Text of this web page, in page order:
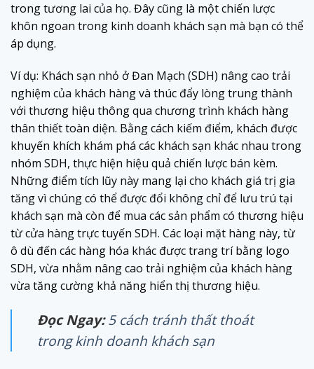
trong tương lai của họ. Đây cũng là một chiến lược
khôn ngoan trong kinh doanh khách sạn mà bạn có thể
áp dụng.
Ví dụ: Khách sạn nhỏ ở Đan Mạch (SDH) nâng cao trải
nghiệm của khách hàng và thúc đẩy lòng trung thành
với thương hiệu thông qua chương trình khách hàng
thân thiết toàn diện. Bằng cách kiếm điểm, khách được
khuyến khích khám phá các khách sạn khác nhau trong
nhóm SDH, thực hiện hiệu quả chiến lược bán kèm.
Những điểm tích lũy này mang lại cho khách giá trị gia
tăng vì chúng có thể được đổi không chỉ để lưu trú tại
khách sạn mà còn để mua các sản phẩm có thương hiệu
từ cửa hàng trực tuyến SDH. Các loại mặt hàng này, từ
ô dù đến các hàng hóa khác được trang trí bằng logo
SDH, vừa nhằm nâng cao trải nghiệm của khách hàng
vừa tăng cường khả năng hiển thị thương hiệu.
Đọc Ngay: 5 cách tránh thất thoát
trong kinh doanh khách sạn